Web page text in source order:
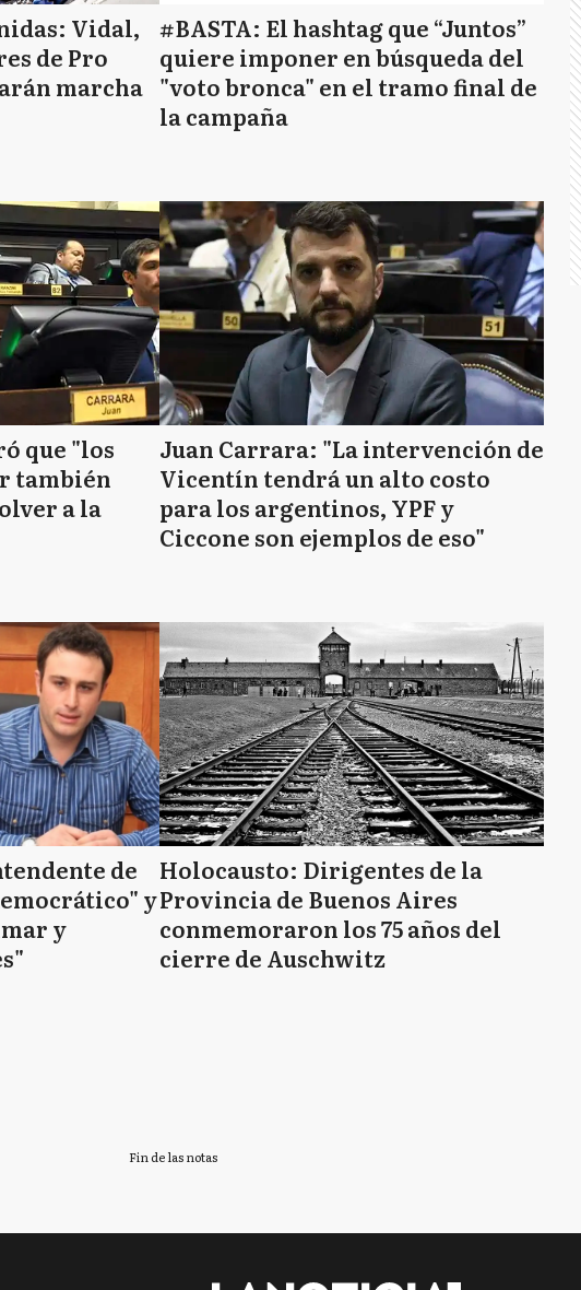
Vidal,
de Pro
marcha
#BASTA: El hashtag que “Juntos”
quiere imponer en búsqueda del
"voto bronca" en el tramo final de
la campaña
que "los
también
a la
Juan Carrara: "La intervención de
Vicentín tendrá un alto costo
para los argentinos, YPF y
Ciccone son ejemplos de eso"
de
y
y
Holocausto: Dirigentes de la
Provincia de Buenos Aires
conmemoraron los 75 años del
cierre de Auschwitz
Fin de las notas